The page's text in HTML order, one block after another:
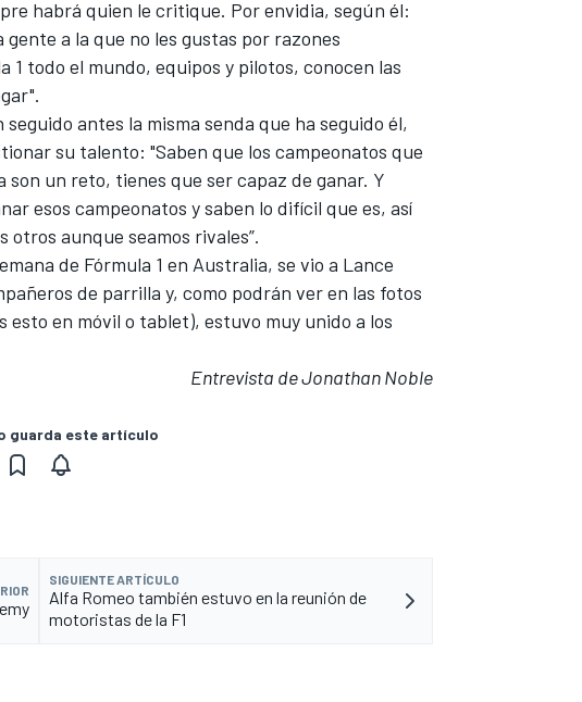
habrá quien le critique. Por envidia, según él:
a la que no les gustas por razones
1 todo el mundo, equipos y pilotos, conocen las
antes la misma senda que ha seguido él,
su talento: "Saben que los campeonatos que
un reto, tienes que ser capaz de ganar. Y
esos campeonatos y saben lo difícil que es, así
aunque seamos rivales”.
de Fórmula 1 en Australia, se vio a Lance
de parrilla y, como podrán ver en las fotos
en móvil o tablet), estuvo muy unido a los
Entrevista de Jonathan Noble
guarda este artículo
SIGUIENTE ARTÍCULO
Alfa Romeo también estuvo en la reunión de
motoristas de la F1